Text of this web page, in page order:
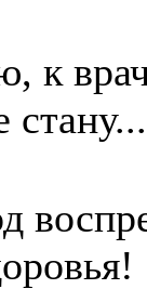
к
стану...